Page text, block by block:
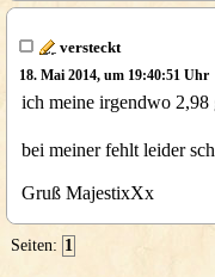
versteckt
18. Mai 2014, um 19:40:51 Uhr
ich meine irgendwo 2,98
bei meiner fehlt leider
Gruß MajestixXx
Seiten: 1